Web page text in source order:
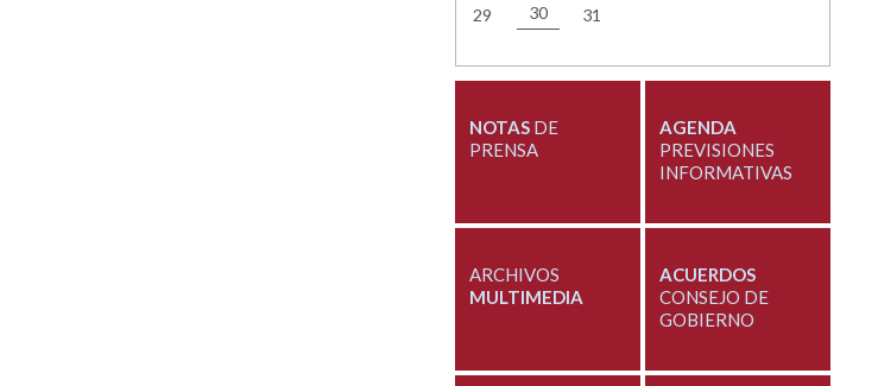
29 30 31
NOTASDE
PRENSA
AGENDA
PREVISIONES
INFORMATIVAS
ARCHIVOS
MULTIMEDIA
ACUERDOS
CONSEJO DE
GOBIERNO